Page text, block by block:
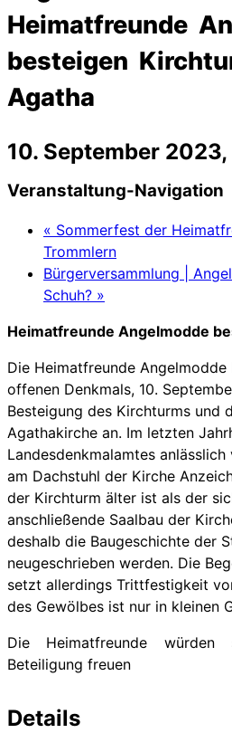
Heimatfreunde
besteigen
Agatha
10. September 2023,
Veranstaltung-Navigation
« Sommerfest der
Trommlern
Bürgerversammlung |
Schuh? »
Heimatfreunde Angelmodde
Die Heimatfreunde
offenen Denkmals, 10.
Besteigung des Kirchturms und
Agathakirche an. Im letzten
Landesdenkmalamtes
am Dachstuhl der Kirche
der Kirchturm älter ist als der
anschließende Saalbau der
deshalb die Baugeschichte der
neugeschrieben werden. Die
setzt allerdings Trittfestigkeit
des Gewölbes ist nur in kleinen
Die Heimatfreunde
Beteiligung freuen
Details